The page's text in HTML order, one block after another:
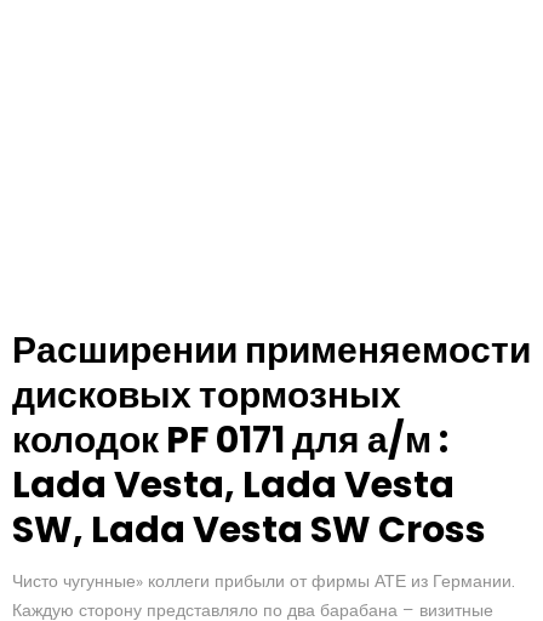
Расширении применяемости
дисковых тормозных
колодок PF 0171 для а/м :
Lada Vesta, Lada Vesta
SW, Lada Vesta SW Cross
Чисто чугунные» коллеги прибыли от фирмы АТЕ из Германии.
Каждую сторону представляло по два барабана — визитные